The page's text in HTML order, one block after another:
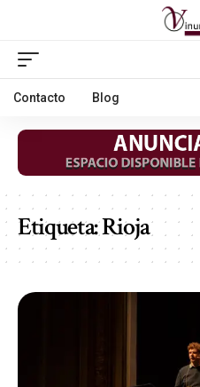
Contacto Blog
Etiqueta:Rioja